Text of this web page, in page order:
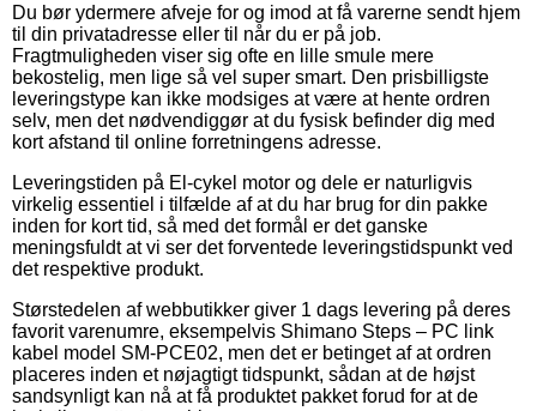
Du bør ydermere afveje for og imod at få varerne sendt hjem
til din privatadresse eller til når du er på job.
Fragtmuligheden viser sig ofte en lille smule mere
bekostelig, men lige så vel super smart. Den prisbilligste
leveringstype kan ikke modsiges at være at hente ordren
selv, men det nødvendiggør at du fysisk befinder dig med
kort afstand til online forretningens adresse.
Leveringstiden på El-cykel motor og dele er naturligvis
virkelig essentiel i tilfælde af at du har brug for din pakke
inden for kort tid, så med det formål er det ganske
meningsfuldt at vi ser det forventede leveringstidspunkt ved
det respektive produkt.
Størstedelen af webbutikker giver 1 dags levering på deres
favorit varenumre, eksempelvis Shimano Steps – PC link
kabel model SM-PCE02, men det er betinget af at ordren
placeres inden et nøjagtigt tidspunkt, sådan at de højst
sandsynligt kan nå at få produktet pakket forud for at de